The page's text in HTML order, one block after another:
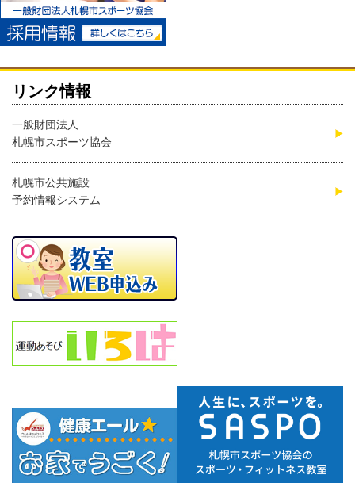
リンク情報
一般財団法人
札幌市スポーツ協会
札幌市公共施設
予約情報システム